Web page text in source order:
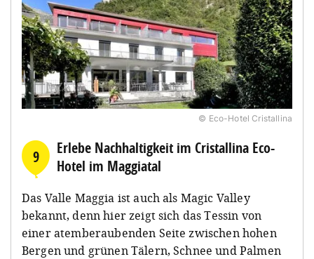
© Eco-Hotel Cristallina
9
Erlebe Nachhaltigkeit im Cristallina Eco-
Hotel im Maggiatal
Das Valle Maggia ist auch als Magic Valley
bekannt, denn hier zeigt sich das Tessin von
einer atemberaubenden Seite zwischen hohen
Bergen und grünen Tälern, Schnee und Palmen